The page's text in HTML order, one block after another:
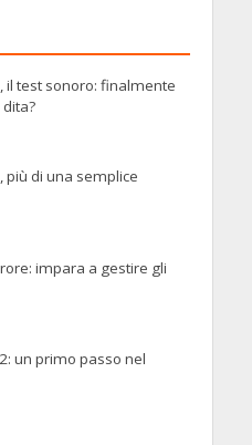
il test sonoro: finalmente
più di una semplice
impara a gestire gli
un primo passo nel